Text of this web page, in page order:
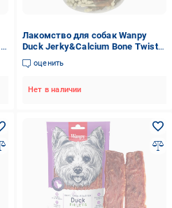
Лакомство для собак Wanpy
Duck Jerky&Calcium Bone Twists
кость с вяленой уткой и
кальцием (DE-08H-Банка)
оценить
Нет в наличии